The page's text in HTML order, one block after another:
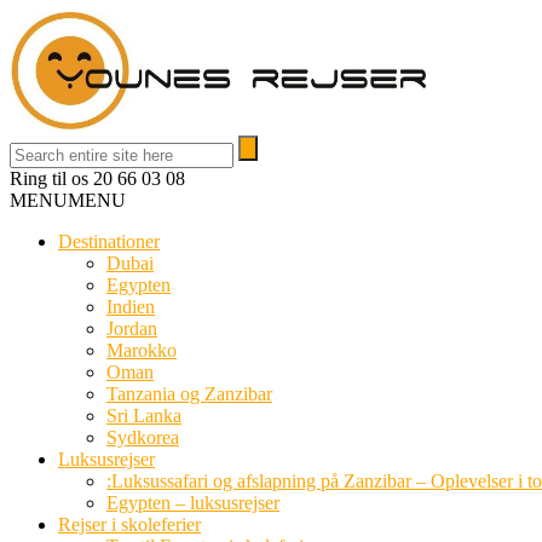
Ring til os 20 66 03 08
MENUMENU
Destinationer
Dubai
Egypten
Indien
Jordan
Marokko
Oman
Tanzania og Zanzibar
Sri Lanka
Sydkorea
Luksusrejser
:Luksussafari og afslapning på Zanzibar – Oplevelser i
Egypten – luksusrejser
Rejser i skoleferier